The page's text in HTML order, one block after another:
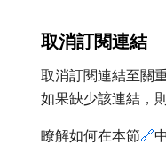
取消訂閱連結
取消訂閱連結至關
如果缺少該連結，
瞭解如何在本節🔗